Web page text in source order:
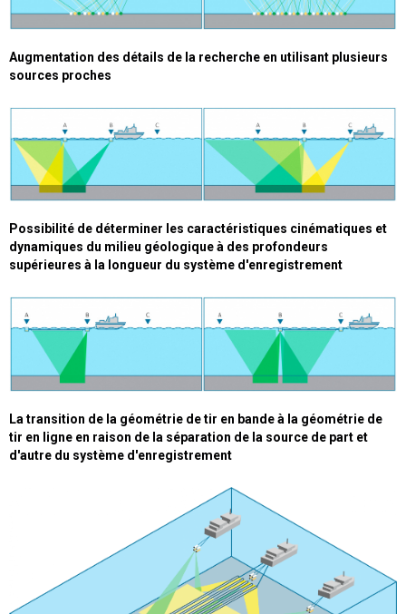
Augmentation des détails de la recherche en utilisant plusieurs
sources proches
Possibilité de déterminer les caractéristiques cinématiques et
dynamiques du milieu géologique à des profondeurs
supérieures à la longueur du système d'enregistrement
La transition de la géométrie de tir en bande à la géométrie de
tir en ligne en raison de la séparation de la source de part et
d'autre du système d'enregistrement